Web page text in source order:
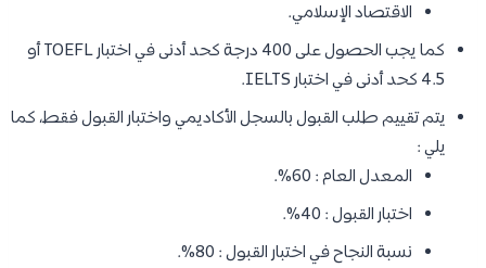
الاقتصاد الإسلامي.
كما يجب الحصول على 400 درجة كحد أدنى في اختبار TOEFL أو
4.5 كحد أدنى في اختبار IELTS.
يتم تقييم طلب القبول بالسجل الأكاديمي واختبار القبول فقط، كما
يلي :
المعدل العام : 60%.
اختبار القبول : 40%.
نسبة النجاح في اختبار القبول : 80%.